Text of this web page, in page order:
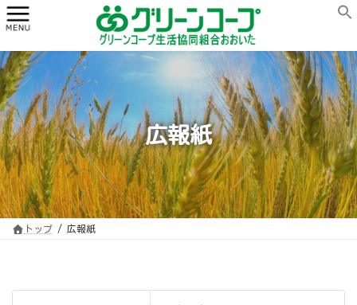
コ
ン
テ
ツ
へ
ス
キ
ッ
プ
ナ
ビ
ゲ
シ
ョ
ン
に
移
動
広報紙
トップ 広報紙